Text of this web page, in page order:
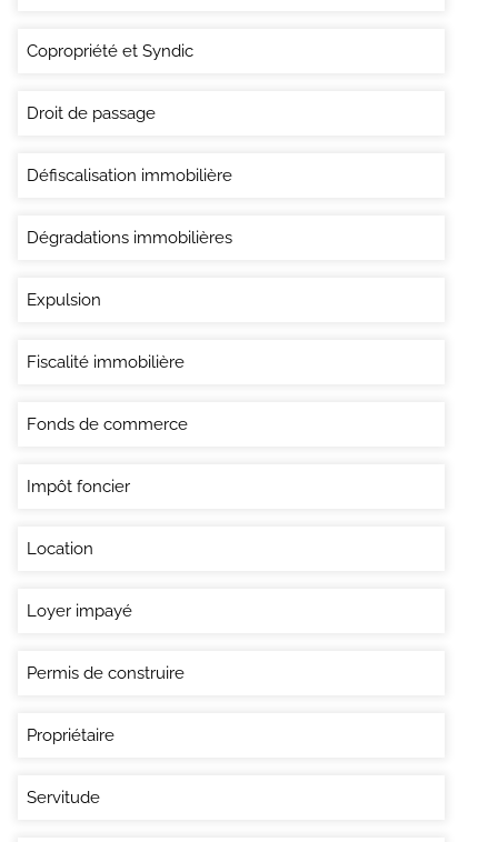
Copropriété et Syndic
Droit de passage
Défiscalisation immobilière
Dégradations immobilières
Expulsion
Fiscalité immobilière
Fonds de commerce
Impôt foncier
Location
Loyer impayé
Permis de construire
Propriétaire
Servitude